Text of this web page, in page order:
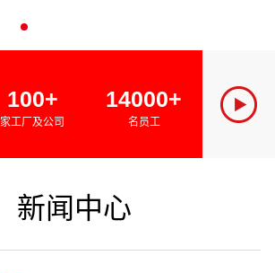
100+
家工厂及公司
14000+
名员工
金昇集团
绿色经
新闻中心